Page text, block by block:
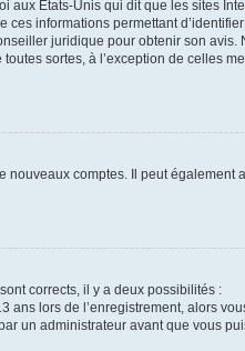
aux États-Unis qui dit que les sites
informations permettant
juridique pour obtenir son
sortes, à l’exception de celles
comptes. Il peut
corrects, il y a deux possibilités :
ans lors de l’enregistrement, alors
un administrateur avant que vous